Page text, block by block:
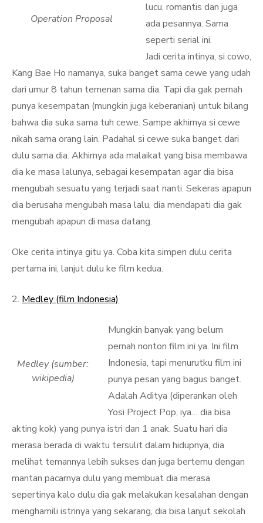
Operation Proposal
lucu, romantis dan juga
ada pesannya. Sama
seperti serial ini.
Jadi cerita intinya, si cowo,
Kang Bae Ho namanya, suka banget sama cewe yang udah
dari umur 8 tahun temenan sama dia. Tapi dia gak pernah
punya kesempatan (mungkin juga keberanian) untuk bilang
bahwa dia suka sama tuh cewe. Sampe akhirnya si cewe
nikah sama orang lain. Padahal si cewe suka banget dari
dulu sama dia. Akhirnya ada malaikat yang bisa membawa
dia ke masa lalunya, sebagai kesempatan agar dia bisa
mengubah sesuatu yang terjadi saat nanti. Sekeras apapun
dia berusaha mengubah masa lalu, dia mendapati dia gak
mengubah apapun di masa datang.
Oke cerita intinya gitu ya. Coba kita simpen dulu cerita
pertama ini, lanjut dulu ke film kedua.
2. Medley (film Indonesia)
Medley (sumber:
wikipedia)
Mungkin banyak yang belum
pernah nonton film ini ya. Ini film
Indonesia, tapi menurutku film ini
punya pesan yang bagus banget.
Adalah Aditya (diperankan oleh
Yosi Project Pop, iya… dia bisa
akting kok) yang punya istri dan 1 anak. Suatu hari dia
merasa berada di waktu tersulit dalam hidupnya, dia
melihat temannya lebih sukses dan juga bertemu dengan
mantan pacarnya dulu yang membuat dia merasa
sepertinya kalo dulu dia gak melakukan kesalahan dengan
menghamili istrinya yang sekarang, dia bisa lanjut sekolah